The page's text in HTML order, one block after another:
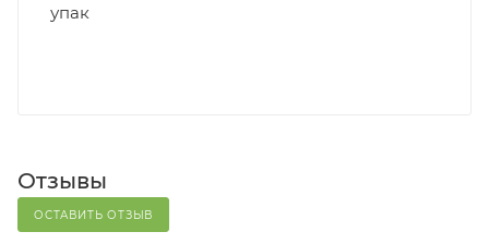
упак
Отзывы
ОСТАВИТЬ ОТЗЫВ